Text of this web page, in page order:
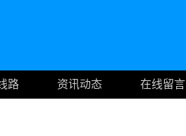
路 资讯动态 在线留言